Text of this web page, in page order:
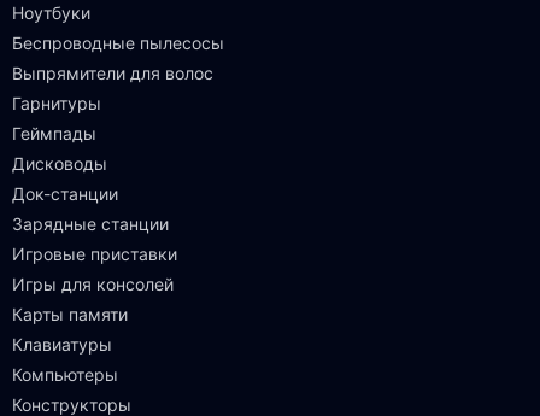
Ноутбуки
Беспроводные пылесосы
Выпрямители для волос
Гарнитуры
Геймпады
Дисководы
Док-станции
Зарядные станции
Игровые приставки
Игры для консолей
Карты памяти
Клавиатуры
Компьютеры
Конструкторы